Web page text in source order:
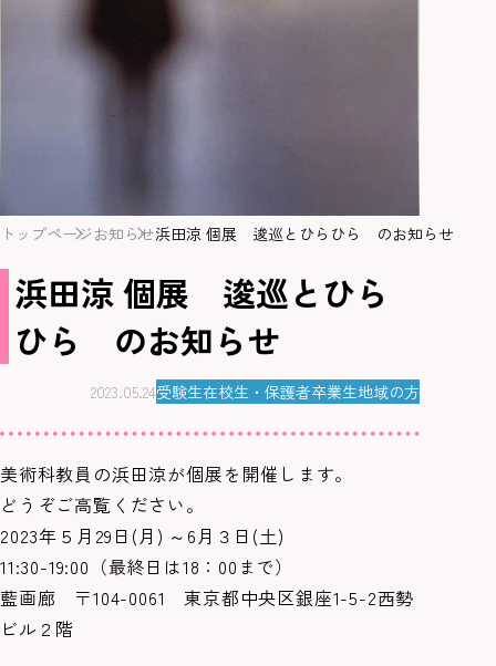
トップページお知らせ浜田涼 個展 逡巡とひらひら のお知らせ
浜田涼 個展 逡巡とひら
ひら のお知らせ
2023.05.24受験生在校生・保護者卒業生地域の方
美術科教員の浜田涼が個展を開催します。
どうぞご高覧ください。
2023年５月29日(月) ～6月３日(土)
11:30-19:00（最終日は18：00まで）
藍画廊 〒104-0061 東京都中央区銀座1-5-2西勢
ビル２階